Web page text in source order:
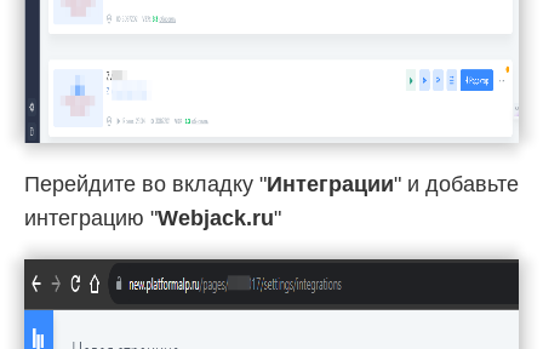
Перейдите во вкладку "Интеграции" и добавьте
интеграцию "Webjack.ru"